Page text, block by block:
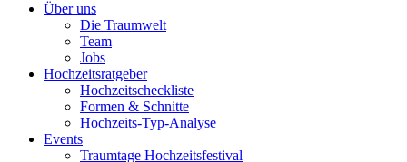
Über uns
Die Traumwelt
Team
Jobs
Hochzeitsratgeber
Hochzeitscheckliste
Formen & Schnitte
Hochzeits-Typ-Analyse
Events
Traumtage Hochzeitsfestival